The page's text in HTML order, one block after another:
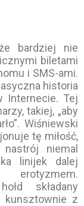
bardziej nie
biletami
i SMS-ami.
historia
Internecie. Tej
takiej, „aby
Wiśniewski
tę miłość,
niemal
linijek dalej
składany
kunsztownie z